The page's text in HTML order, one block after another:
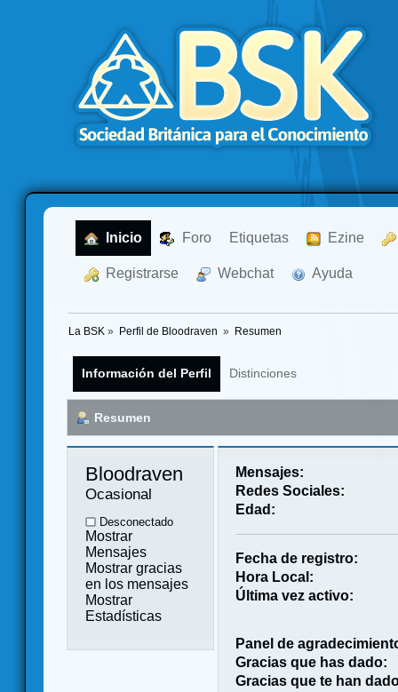
Inicio Foro Etiquetas Ezine
Registrarse Webchat Ayuda
La BSK » Perfil de Bloodraven » Resumen
Información del Perfil Distinciones
Resumen
Bloodraven
Ocasional
Desconectado
Mostrar
Mensajes
Mostrar gracias
en los mensajes
Mostrar
Estadísticas
Mensajes:
Redes Sociales:
Edad:
Fecha de registro:
Hora Local:
Última vez activo:
Panel de
Gracias que has dado:
Gracias que te han